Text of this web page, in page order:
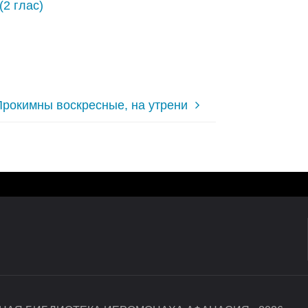
глас)
воскресные, на утрени